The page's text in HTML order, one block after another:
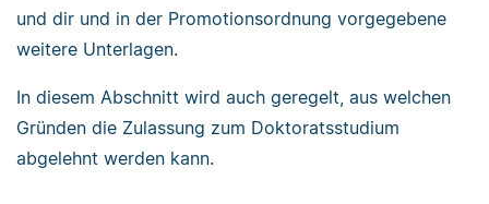
und dir und in der Promotionsordnung vorgegebene
weitere Unterlagen.
In diesem Abschnitt wird auch geregelt, aus welchen
Gründen die Zulassung zum Doktoratsstudium
abgelehnt werden kann.